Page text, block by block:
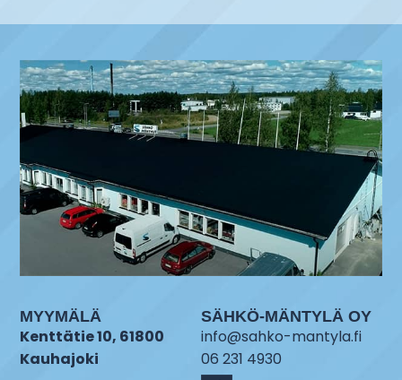
MYYMÄLÄ
Kenttätie 10, 61800
Kauhajoki
SÄHKÖ-MÄNTYLÄ OY
info@sahko-mantyla.fi
06 231 4930